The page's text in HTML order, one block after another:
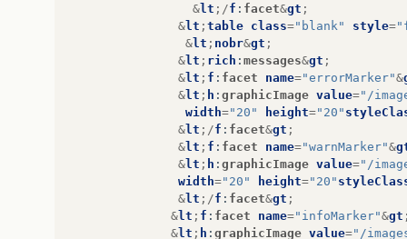
&lt ;/f : facet&gt ;
&lt ; table class="blank" style=
&lt ; nobr&gt ;
&lt ; rich : messages&gt ;
&lt ; f : facet name="errorMarker"&
&lt ; h : graphicImage value="/
width="20" height="20"
&lt ;/f : facet&gt ;
&lt ; f : facet name="warnMarker"&
&lt ; h : graphicImage value="/
width="20" height="20"
&lt ;/f : facet&gt ;
&lt ; f : facet name="infoMarker"&gt
&lt ; h : graphicImage value="/